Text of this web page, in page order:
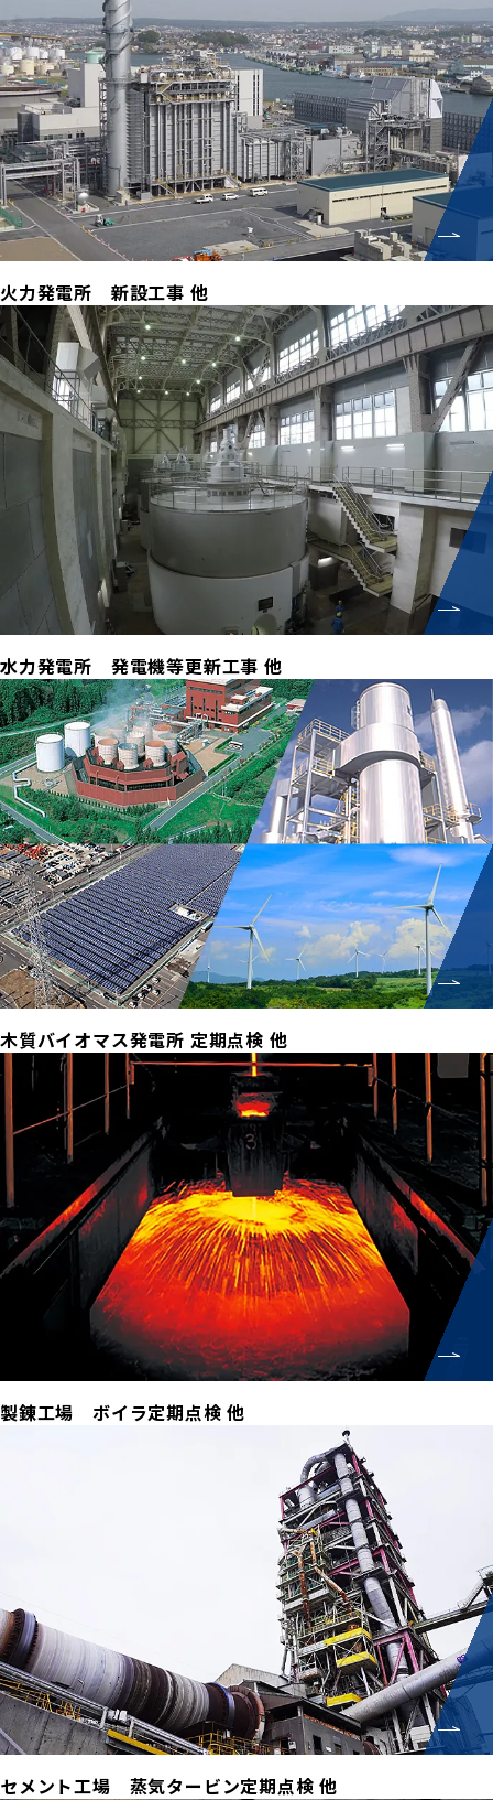
火力発電所 新設工事 他
水力発電所 発電機等更新工事 他
木質バイオマス発電所 定期点検 他
製錬工場 ボイラ定期点検 他
セメント工場 蒸気タービン定期点検 他